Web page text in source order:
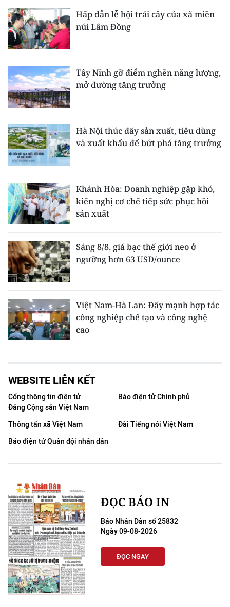
Hấp dẫn lễ hội trái cây của xã miền
núi Lâm Đồng
Tây Ninh gỡ điểm nghẽn năng lượng,
mở đường tăng trưởng
Hà Nội thúc đẩy sản xuất, tiêu dùng
và xuất khẩu để bứt phá tăng trưởng
Khánh Hòa: Doanh nghiệp gặp khó,
kiến nghị cơ chế tiếp sức phục hồi
sản xuất
Sáng 8/8, giá bạc thế giới neo ở
ngưỡng hơn 63 USD/ounce
Việt Nam-Hà Lan: Đẩy mạnh hợp tác
công nghiệp chế tạo và công nghệ
cao
WEBSITE LIÊN KẾT
Cổng thông tin điện tử
Đảng Cộng sản Việt Nam
Báo điện tử Chính phủ
Thông tấn xã Việt Nam
Đài Tiếng nói Việt Nam
Báo điện tử Quân đội nhân dân
ĐỌC BÁO IN
Báo Nhân Dân số 25832
Ngày 09-08-2026
ĐỌC NGAY